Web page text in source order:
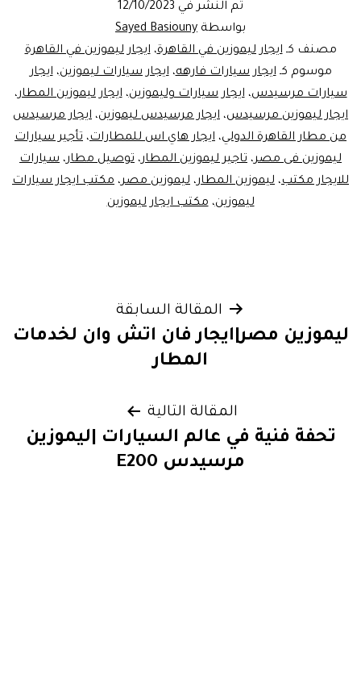
تم النشر في 12/10/2023
بواسطة Sayed Basiouny
مصنف كـايجار ليموزين في القاهرة،ايجار ليموزين في القاهرة
موسوم كـايجار سيارات فارهه،ايجار سيارات ليموزين،ايجار
سيارات مرسيدس،ايجار سيارات وليموزين،ايجار ليموزين المطار،
ايجار ليموزين مرسيدس، ايجار مرسيدس ليموزين، ايجار مرسيدس
من مطار القاهرة الدولي، ايجار هاي اس للمطارات، تأجير سيارات
ليموزين فى مصر، تاجير ليموزين المطار، توصيل مطار، سيارات
للايجار مكتب، ليموزين المطار، ليموزين مصر، مكتب ايجار سيارات
ليموزين،مكتب ايجار ليموزين
المقالات
المقالة السابقة
ليموزين مصر|ايجار فان اتش وان لخدمات
المطار
المقالة التالية
تحفة فنية في عالم السيارات |ليموزين
مرسيدس E200